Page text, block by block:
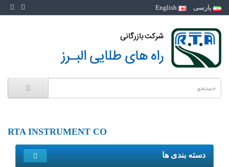
پارسی
RTA INSTRUMENT CO
دسته بندی ها